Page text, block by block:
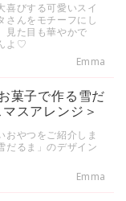
喜びする可愛いスイ
さんをモチーフにし
見た目も華やかで
よ♡
Emma
菓子で作る雪だ
スアレンジ＞
おやつをご紹介しま
だるま」のデザイン
Emma